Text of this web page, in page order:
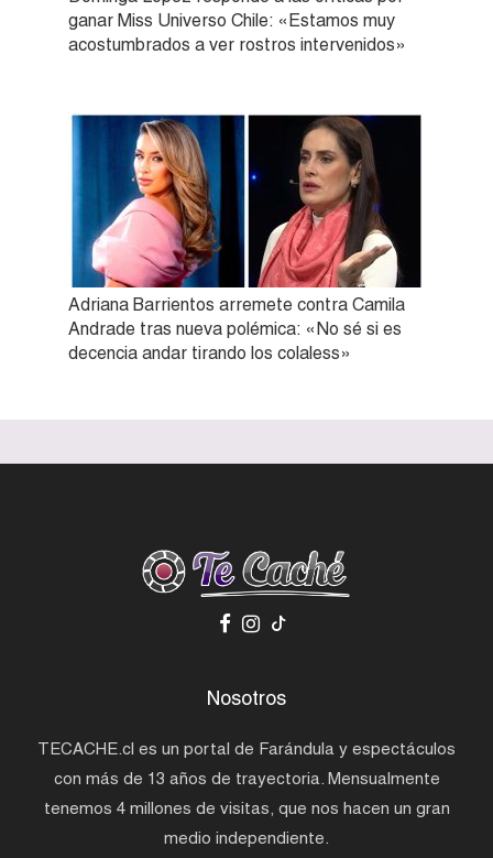
ganar Miss Universo Chile: «Estamos muy
acostumbrados a ver rostros intervenidos»
Adriana Barrientos arremete contra Camila
Andrade tras nueva polémica: «No sé si es
decencia andar tirando los colaless»
Nosotros
TECACHE.cl es un portal de Farándula y espectáculos
con más de 13 años de trayectoria. Mensualmente
tenemos 4 millones de visitas, que nos hacen un gran
medio independiente.